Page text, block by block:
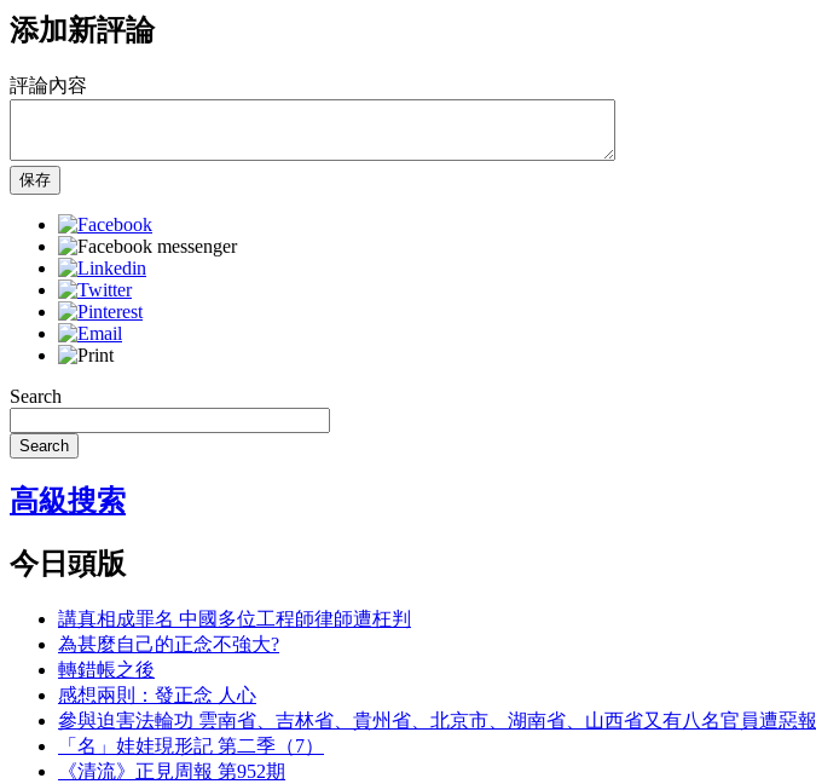
添加新評論
評論內容
保存
Search
Search
高級搜索
今日頭版
講真相成罪名 中國多位工程師律師遭枉判
為甚麼自己的正念不強大?
轉錯帳之後
感想兩則：發正念 人心
參與迫害法輪功 雲南省、吉林省、貴州省、北京市、湖南省、山西省又有八名官員遭惡報
「名」娃娃現形記 第二季（7）
《清流》正見周報 第952期